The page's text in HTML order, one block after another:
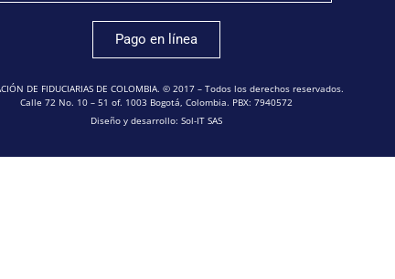
Pago en línea
DE FIDUCIARIAS DE COLOMBIA. © 2017 – Todos los derechos reservados.
Calle 72 No. 10 – 51 of. 1003 Bogotá, Colombia. PBX: 7940572
Diseño y desarrollo: Sol-IT SAS